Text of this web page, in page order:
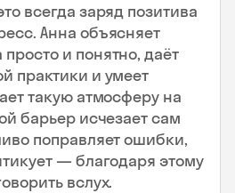
всегда заряд позитива
Анна объясняет
и понятно, даёт
практики и умеет
такую атмосферу на
барьер исчезает сам
поправляет ошибки,
— благодаря этому
вслух.